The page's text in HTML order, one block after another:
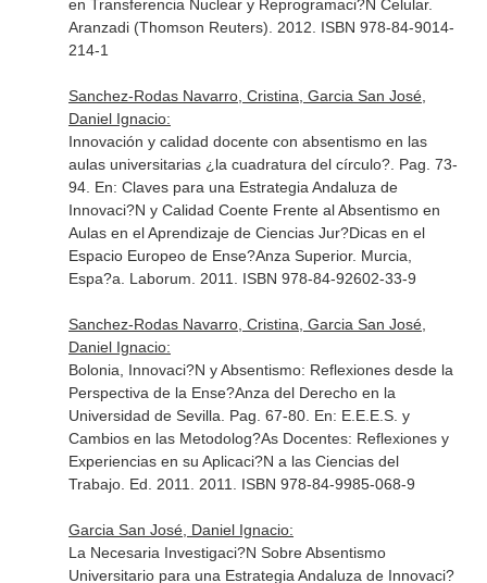
en Transferencia Nuclear y Reprogramaci?N Celular.
Aranzadi (Thomson Reuters). 2012. ISBN 978-84-9014-
214-1
Sanchez-Rodas Navarro, Cristina, Garcia San José,
Daniel Ignacio:
Innovación y calidad docente con absentismo en las
aulas universitarias ¿la cuadratura del círculo?. Pag. 73-
94. En: Claves para una Estrategia Andaluza de
Innovaci?N y Calidad Coente Frente al Absentismo en
Aulas en el Aprendizaje de Ciencias Jur?Dicas en el
Espacio Europeo de Ense?Anza Superior. Murcia,
Espa?a. Laborum. 2011. ISBN 978-84-92602-33-9
Sanchez-Rodas Navarro, Cristina, Garcia San José,
Daniel Ignacio:
Bolonia, Innovaci?N y Absentismo: Reflexiones desde la
Perspectiva de la Ense?Anza del Derecho en la
Universidad de Sevilla. Pag. 67-80. En: E.E.E.S. y
Cambios en las Metodolog?As Docentes: Reflexiones y
Experiencias en su Aplicaci?N a las Ciencias del
Trabajo. Ed. 2011. 2011. ISBN 978-84-9985-068-9
Garcia San José, Daniel Ignacio:
La Necesaria Investigaci?N Sobre Absentismo
Universitario para una Estrategia Andaluza de Innovaci?